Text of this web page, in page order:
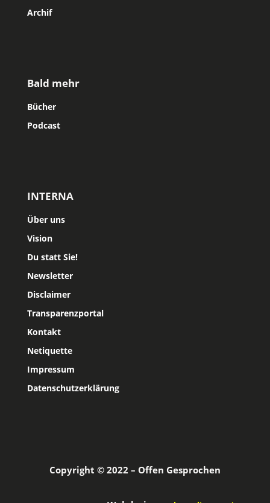
Archif
Bald mehr
Bücher
Podcast
INTERNA
Über uns
Vision
Du statt Sie!
Newsletter
Disclaimer
Transparenzportal
Kontakt
Netiquette
Impressum
Datenschutzerklärung
Copyright © 2022 – Offen Gesprochen